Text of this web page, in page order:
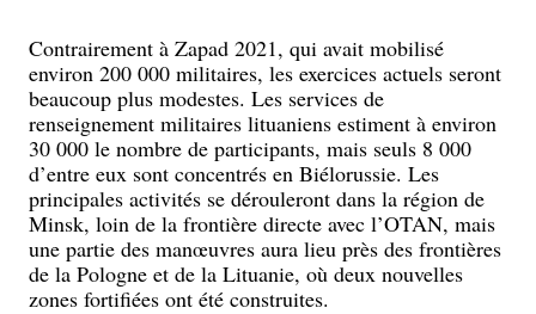
Contrairement à Zapad 2021, qui avait mobilisé
environ 200 000 militaires, les exercices actuels seront
beaucoup plus modestes. Les services de
renseignement militaires lituaniens estiment à environ
30 000 le nombre de participants, mais seuls 8 000
d’entre eux sont concentrés en Biélorussie. Les
principales activités se dérouleront dans la région de
Minsk, loin de la frontière directe avec l’OTAN, mais
une partie des manœuvres aura lieu près des frontières
de la Pologne et de la Lituanie, où deux nouvelles
zones fortifiées ont été construites.